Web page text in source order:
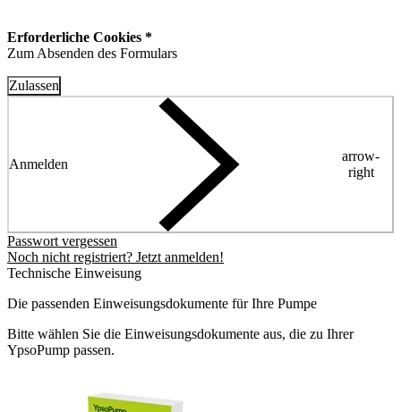
Erforderliche Cookies *
Zum Absenden des Formulars
Zulassen
Anmelden
arrow-
right
Passwort vergessen
Noch nicht registriert? Jetzt anmelden!
Technische Einweisung
Die passenden Einweisungsdokumente für Ihre Pumpe
Bitte wählen Sie die Einweisungsdokumente aus, die zu Ihrer
YpsoPump passen.